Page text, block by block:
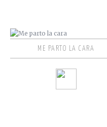
ME PARTO LA CARA